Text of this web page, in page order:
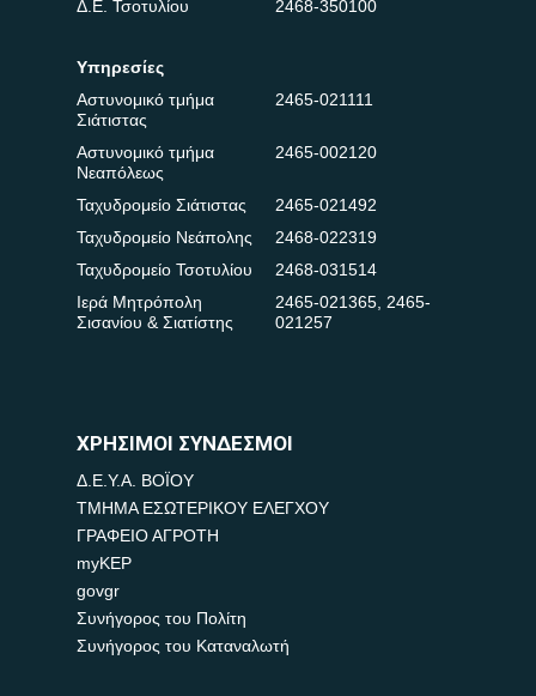
Δ.Ε. Τσοτυλίου
2468-350100
Υπηρεσίες
Αστυνομικό τμήμα
Σιάτιστας
2465-021111
Αστυνομικό τμήμα
Νεαπόλεως
2465-002120
Ταχυδρομείο Σιάτιστας
2465-021492
Ταχυδρομείο Νεάπολης
2468-022319
Ταχυδρομείο Τσοτυλίου
2468-031514
Ιερά Μητρόπολη
Σισανίου & Σιατίστης
2465-021365, 2465-
021257
ΧΡΗΣΙΜΟΙ ΣΥΝΔΕΣΜΟΙ
Δ.Ε.Υ.Α. ΒΟΪΟΥ
ΤΜΗΜΑ ΕΣΩΤΕΡΙΚΟΥ ΕΛΕΓΧΟΥ
ΓΡΑΦΕΙΟ ΑΓΡΟΤΗ
myKEP
govgr
Συνήγορος του Πολίτη
Συνήγορος του Καταναλωτή